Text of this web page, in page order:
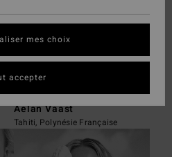
Aelan Vaast
Tahiti, Polynésie Française
mes choix
accepter